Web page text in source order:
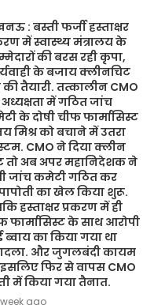
: बस्ती फर्जी हस्ताक्षर
में स्वास्थ्य मंत्रालय के
की बरस रही कृपा,
के बजाय क्लीनचिट
तैयारी. तत्कालीन CMO
में गठित जांच
के दोषी चीफ फार्मासिस्ट
मिश्र को बचाने में उतरा
CMO ने दिया क्लीन
तो अब अपर महानिदेशक ने
जांच कमेटी गठित कर
का खेल किया शुरू.
हस्ताक्षर प्रकरण में ही
फार्मासिस्ट के साथ आरोपी
ब्वाय का किया गया था
और जुगलबंदी कायम
फिर से वापस CMO
में किया गया तैनात.
week ago